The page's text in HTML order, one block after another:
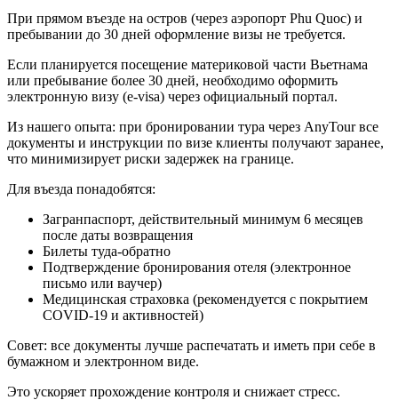
При прямом въезде на остров (через аэропорт Phu Quoc) и
пребывании до 30 дней оформление визы не требуется.
Если планируется посещение материковой части Вьетнама
или пребывание более 30 дней, необходимо оформить
электронную визу (e-visa) через официальный портал.
Из нашего опыта: при бронировании тура через AnyTour все
документы и инструкции по визе клиенты получают заранее,
что минимизирует риски задержек на границе.
Для въезда понадобятся:
Загранпаспорт, действительный минимум 6 месяцев
после даты возвращения
Билеты туда-обратно
Подтверждение бронирования отеля (электронное
письмо или ваучер)
Медицинская страховка (рекомендуется с покрытием
COVID-19 и активностей)
Совет: все документы лучше распечатать и иметь при себе в
бумажном и электронном виде.
Это ускоряет прохождение контроля и снижает стресс.